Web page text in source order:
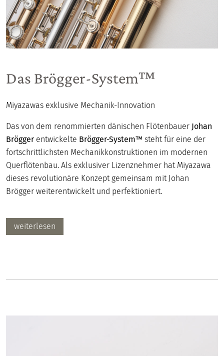
Das Brögger-System™
Miyazawas exklusive Mechanik-Innovation
Das von dem renommierten dänischen Flötenbauer Johan
Brögger entwickelte Brögger-System™ steht für eine der
fortschrittlichsten Mechanikkonstruktionen im modernen
Querflötenbau. Als exklusiver Lizenznehmer hat Miyazawa
dieses revolutionäre Konzept gemeinsam mit Johan
Brögger weiterentwickelt und perfektioniert.
weiterlesen